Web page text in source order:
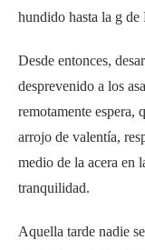
hundido hasta la g
Desde entonces,
desprevenido a los
remotamente espera,
arrojo de valentía,
medio de la acera en
tranquilidad.
Aquella tarde nadie